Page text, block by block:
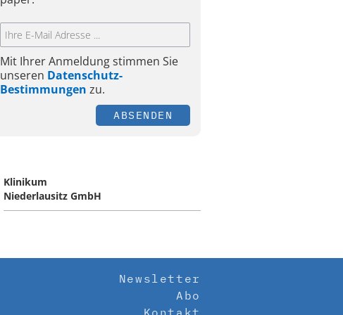
Mit Ihrer Anmeldung stimmen Sie
unseren Datenschutz-
Bestimmungen zu.
ABSENDEN
Klinikum
Niederlausitz GmbH
Newsletter
Abo